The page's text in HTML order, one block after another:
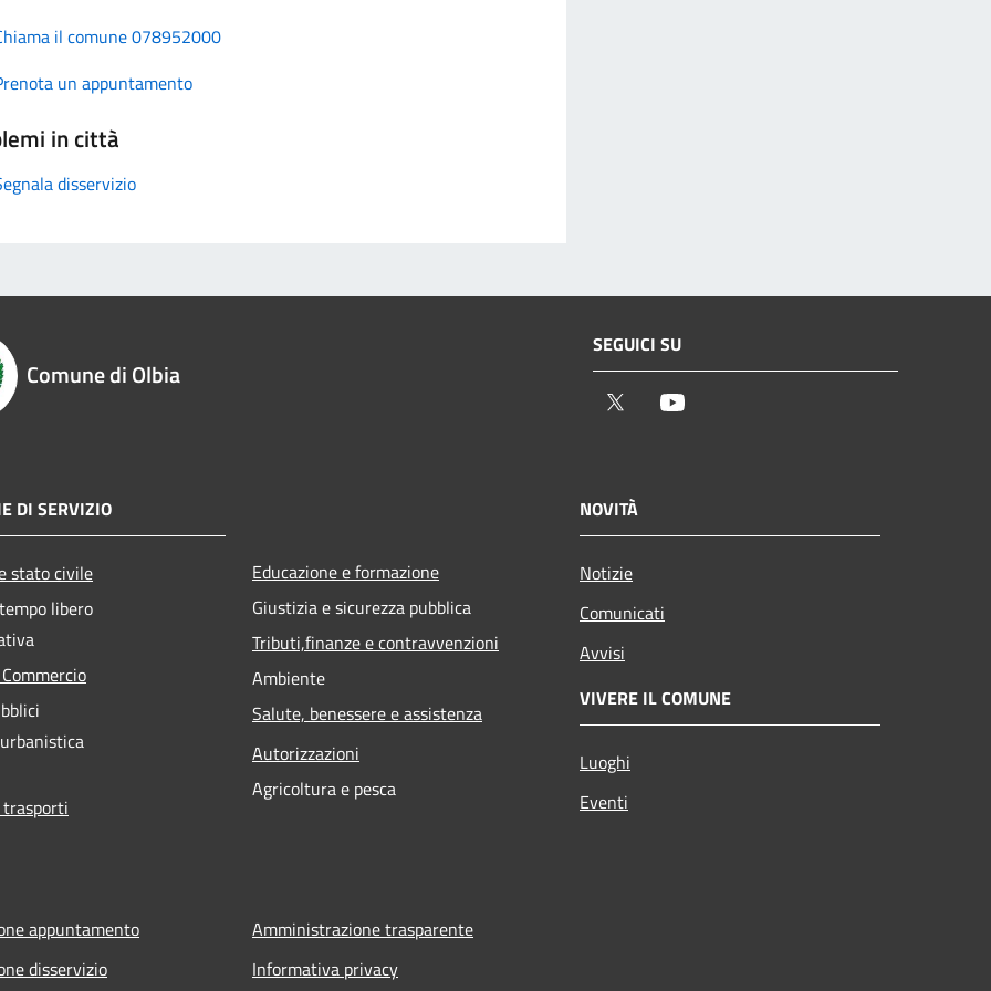
il comune 078952000
un appuntamento
in città
disservizio
Comune di Olbia
SEGUICI SU
Twitter
DI SERVIZIO
stato civile
libero
Educazione e formazione
Giustizia e sicurezza pubblica
Tributi,finanze e contravvenzioni
Ambiente
Salute, benessere e assistenza
Autorizzazioni
Agricoltura e pesca
NOVITÀ
Notizie
Comunicati
Avvisi
VIVERE IL COMUNE
Luoghi
Eventi
appuntamento
disservizio
Amministrazione trasparente
Informativa privacy